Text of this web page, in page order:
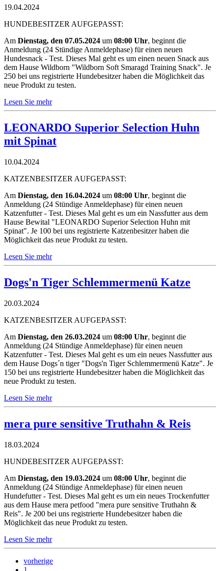
19.04.2024
HUNDEBESITZER AUFGEPASST:
Am Dienstag, den 07.05.2024 um 08:00 Uhr, beginnt die
Anmeldung (24 Stündige Anmeldephase) für einen neuen
Hundesnack - Test. Dieses Mal geht es um einen neuen Snack aus
dem Hause Wildborn "Wildborn Soft Smaragd Training Snack". Je
250 bei uns registrierte Hundebesitzer haben die Möglichkeit das
neue Produkt zu testen.
Lesen Sie mehr
LEONARDO Superior Selection Huhn
mit Spinat
10.04.2024
KATZENBESITZER AUFGEPASST:
Am Dienstag, den 16.04.2024 um 08:00 Uhr, beginnt die
Anmeldung (24 Stündige Anmeldephase) für einen neuen
Katzenfutter - Test. Dieses Mal geht es um ein Nassfutter aus dem
Hause Bewital "LEONARDO Superior Selection Huhn mit
Spinat". Je 100 bei uns registrierte Katzenbesitzer haben die
Möglichkeit das neue Produkt zu testen.
Lesen Sie mehr
Dogs'n Tiger Schlemmermenü Katze
20.03.2024
KATZENBESITZER AUFGEPASST:
Am Dienstag, den 26.03.2024 um 08:00 Uhr, beginnt die
Anmeldung (24 Stündige Anmeldephase) für einen neuen
Katzenfutter - Test. Dieses Mal geht es um ein neues Nassfutter aus
dem Hause Dogs´n tiger "Dogs'n Tiger Schlemmermenü Katze". Je
150 bei uns registrierte Hundebesitzer haben die Möglichkeit das
neue Produkt zu testen.
Lesen Sie mehr
mera pure sensitive Truthahn & Reis
18.03.2024
HUNDEBESITZER AUFGEPASST:
Am Dienstag, den 19.03.2024 um 08:00 Uhr, beginnt die
Anmeldung (24 Stündige Anmeldephase) für einen neuen
Hundefutter - Test. Dieses Mal geht es um ein neues Trockenfutter
aus dem Hause mera petfood "mera pure sensitive Truthahn &
Reis". Je 200 bei uns registrierte Hundebesitzer haben die
Möglichkeit das neue Produkt zu testen.
Lesen Sie mehr
vorherige